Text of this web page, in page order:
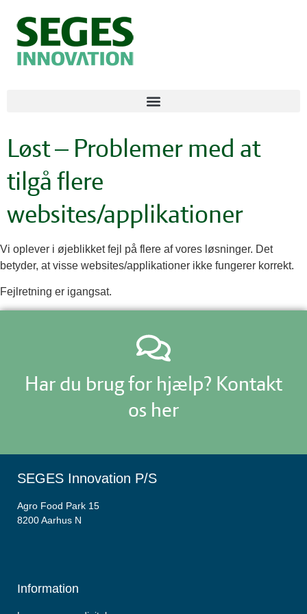
Løst – Problemer med at
tilgå flere
websites/applikationer
Vi oplever i øjeblikket fejl på flere af vores løsninger. Det
betyder, at visse websites/applikationer ikke fungerer korrekt.
Fejlretning er igangsat.
Har du brug for hjælp? Kontakt
os her
SEGES Innovation P/S
Agro Food Park 15
8200 Aarhus N
Information